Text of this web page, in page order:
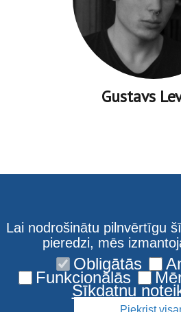
Gustavs
Lai nodrošinātu pilnvērtīgu
pieredzi, mēs
Obligātās
Funkcionālās
Sīkdatņu
Piekrist